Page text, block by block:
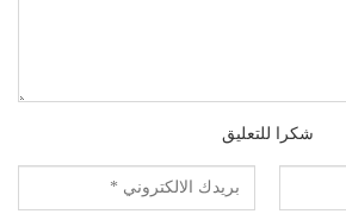
شكرا للتعليق